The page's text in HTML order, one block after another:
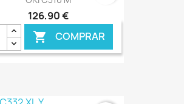
126,90 €
 COMPRAR